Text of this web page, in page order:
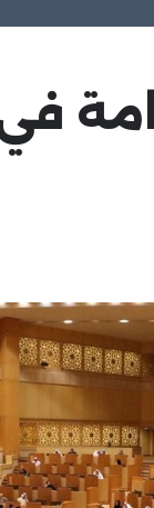
في